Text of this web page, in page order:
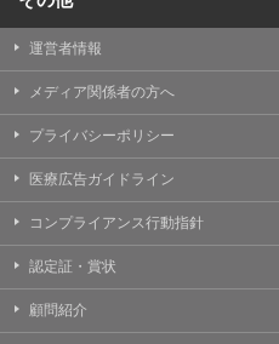
運営者情報
メディア関係者の方へ
プライバシーポリシー
医療広告ガイドライン
コンプライアンス行動指針
認定証・賞状
顧問紹介